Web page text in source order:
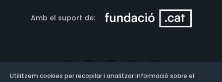
Amb el suport de:
Utilitzem cookies per recopilar i analitzar informació sobre el